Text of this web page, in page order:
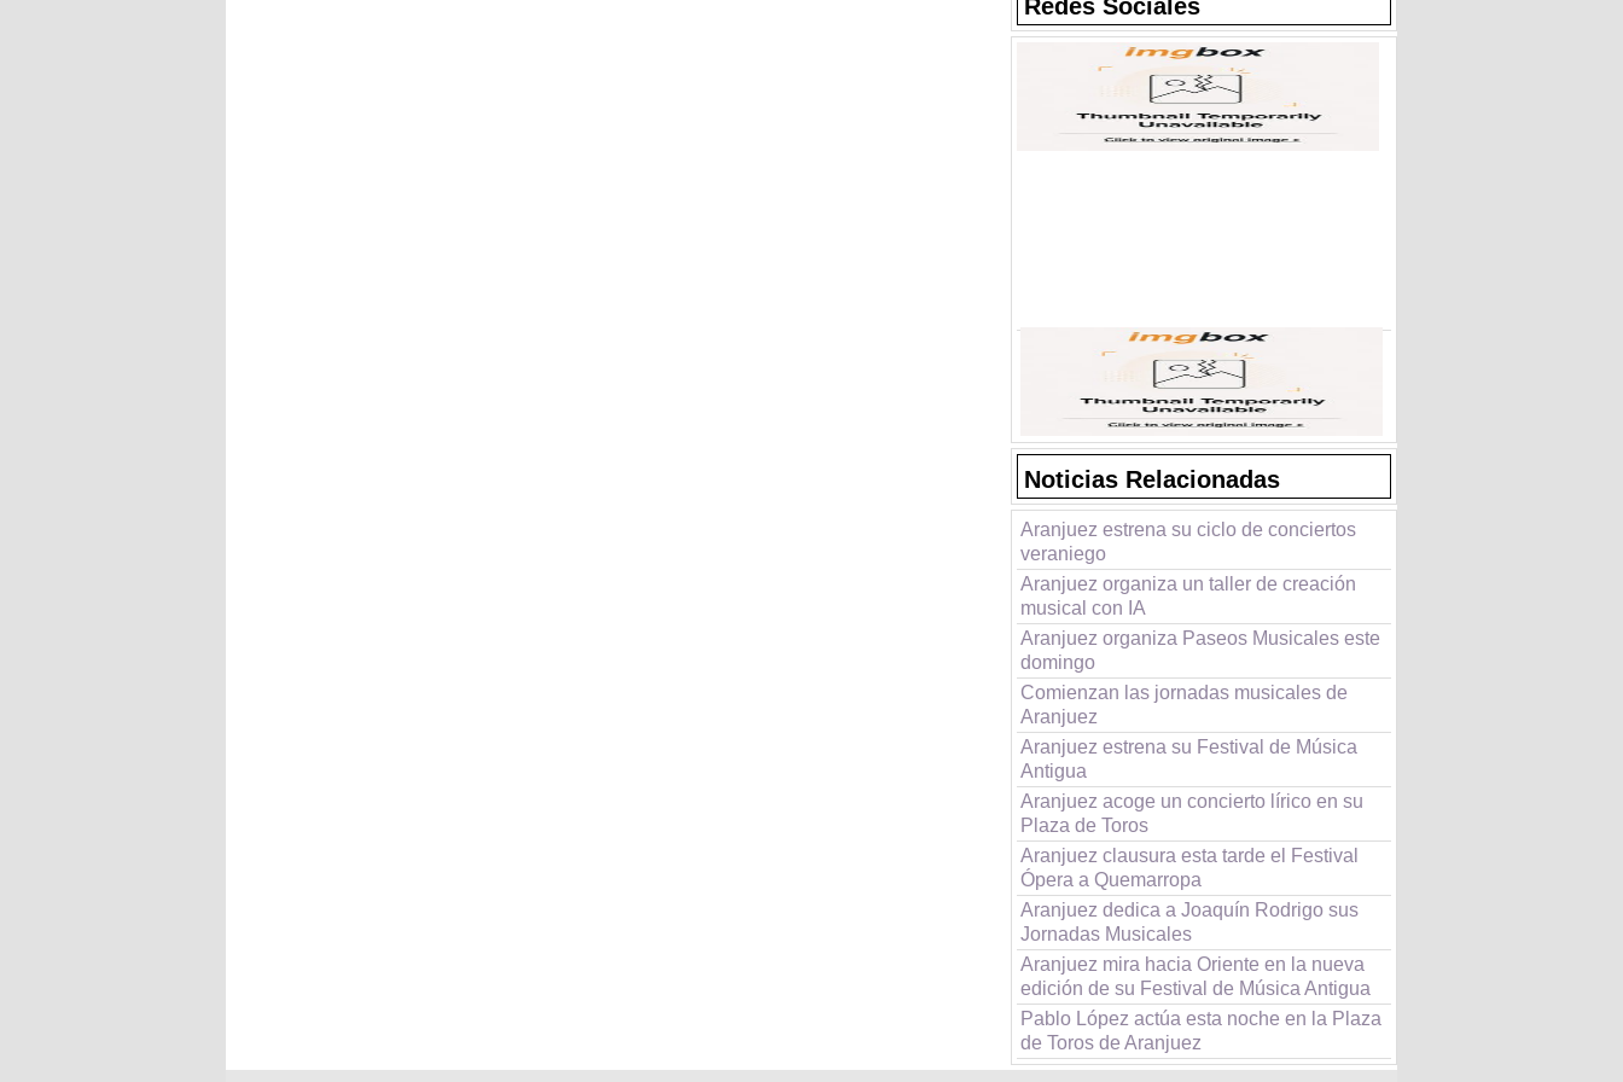
Redes Sociales
Noticias Relacionadas
Aranjuez estrena su ciclo de conciertos
veraniego
Aranjuez organiza un taller de creación
musical con IA
Aranjuez organiza Paseos Musicales este
domingo
Comienzan las jornadas musicales de
Aranjuez
Aranjuez estrena su Festival de Música
Antigua
Aranjuez acoge un concierto lírico en su
Plaza de Toros
Aranjuez clausura esta tarde el Festival
Ópera a Quemarropa
Aranjuez dedica a Joaquín Rodrigo sus
Jornadas Musicales
Aranjuez mira hacia Oriente en la nueva
edición de su Festival de Música Antigua
Pablo López actúa esta noche en la Plaza
de Toros de Aranjuez